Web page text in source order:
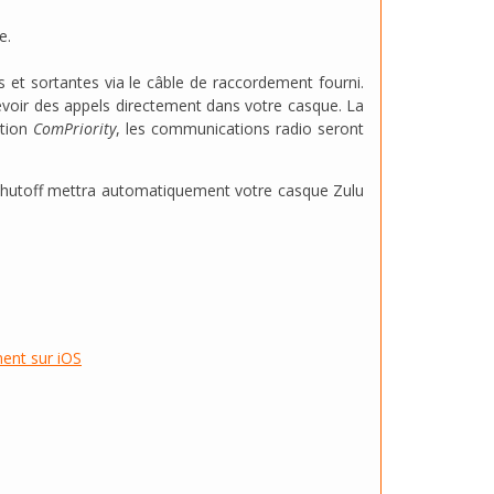
sortantes via le câble de raccordement fourni.
des appels directement dans votre casque. La
ComPriority, les communications radio seront
mettra automatiquement votre casque Zulu
sur iOS